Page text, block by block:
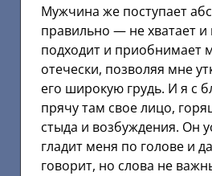
Мужчина же поступает
правильно — не хватает и
подходит и приобнимает
отечески, позволяя мне
его широкую грудь. И я с
прячу там свое лицо,
стыда и возбуждения. Он
гладит меня по голове и
говорит, но слова не